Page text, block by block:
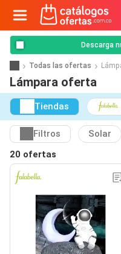
Descarga
Todas las ofertas
Lámpara oferta
Tiendas
Filtros Solar
20 ofertas